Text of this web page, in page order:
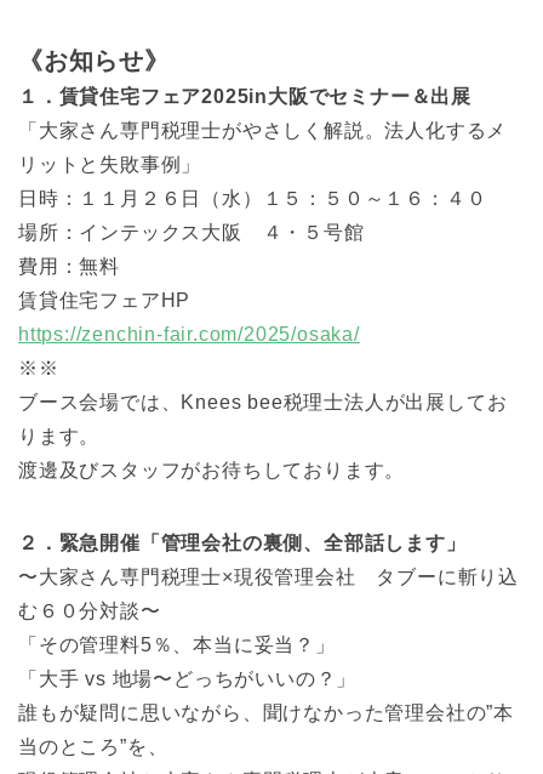
《お知らせ》
１．賃貸住宅フェア2025in大阪でセミナー＆出展
「大家さん専門税理士がやさしく解説。法人化するメ
リットと失敗事例」
日時：１１月２６日（水）１５：５０～１６：４０
場所：インテックス大阪 ４・５号館
費用：無料
賃貸住宅フェアHP
https://zenchin-fair.com/2025/osaka/
※※
ブース会場では、Knees bee税理士法人が出展してお
ります。
渡邊及びスタッフがお待ちしております。
２．緊急開催「管理会社の裏側、全部話します」
〜大家さん専門税理士×現役管理会社 タブーに斬り込
む６０分対談〜
「その管理料5％、本当に妥当？」
「大手 vs 地場〜どっちがいいの？」
誰もが疑問に思いながら、聞けなかった管理会社の”本
当のところ”を、